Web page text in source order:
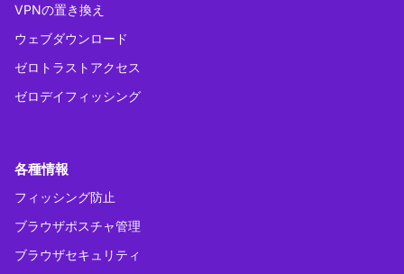
VPNの置き換え
ウェブダウンロード
ゼロトラストアクセス
ゼロデイフィッシング
各種情報
フィッシング防止
ブラウザポスチャ管理
ブラウザセキュリティ